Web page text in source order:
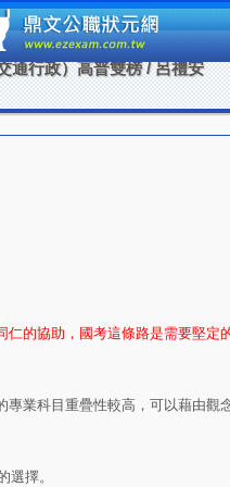
通行政）高普雙榜 / 呂禮安
的協助，國考這條路是需要堅
業科目重疊性較高，可以藉由觀
選擇。